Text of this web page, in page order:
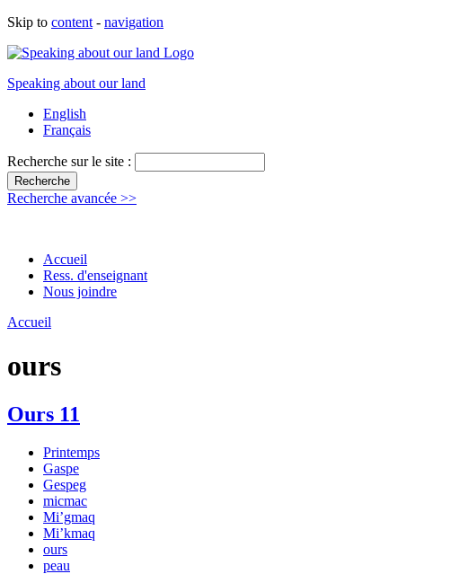
Skip to content - navigation
Speaking about our land
English
Français
Recherche sur le site :
Recherche avancée >>
Accueil
Ress. d'enseignant
Nous joindre
Accueil
ours
Ours 11
Printemps
Gaspe
Gespeg
micmac
Mi’gmaq
Mi’kmaq
ours
peau